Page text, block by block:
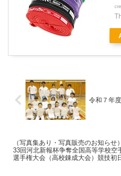
令和７年
（写真集あり・写真販売のお知らせ
33回河北新報杯争奪全国高等学校空
選手権大会（高校錬成大会）競技初